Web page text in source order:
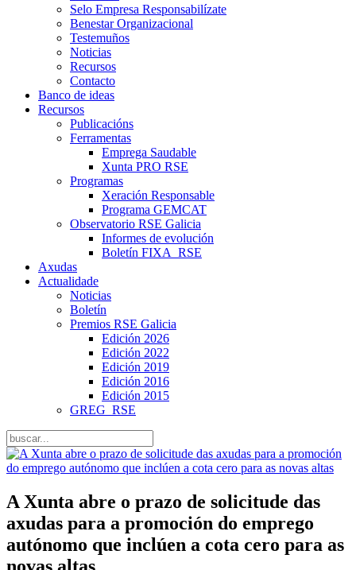
Selo Empresa Responsabilízate
Benestar Organizacional
Testemuños
Noticias
Recursos
Contacto
Banco de ideas
Recursos
Publicacións
Ferramentas
Emprega Saudable
Xunta PRO RSE
Programas
Xeración Responsable
Programa GEMCAT
Observatorio RSE Galicia
Informes de evolución
Boletín FIXA_RSE
Axudas
Actualidade
Noticias
Boletín
Premios RSE Galicia
Edición 2026
Edición 2022
Edición 2019
Edición 2016
Edición 2015
GREG_RSE
A Xunta abre o prazo de solicitude das
axudas para a promoción do emprego
autónomo que inclúen a cota cero para as